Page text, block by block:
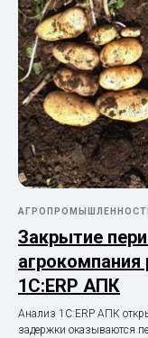
Закрытие
агрокомпания
1С:ERP АПК
Анализ 1С:ERP АПК
задержки оказываются